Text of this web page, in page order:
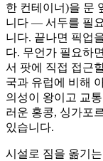
한 컨테이너)을 문
니다 — 서두를 필
니다. 끝나면 픽업
다. 무언가 필요하
서 팟에 직접 접근
국과 유럽에 비해
의성이 왕이고 교
러운 홍콩, 싱가포
있습니다.
시설로 짐을 옮기